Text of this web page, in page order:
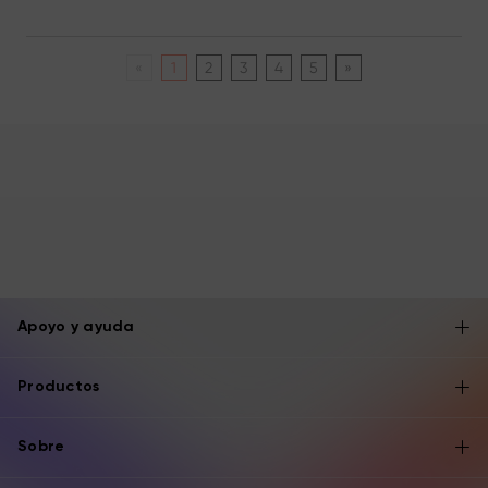
2 3 4 5 »
Apoyo y ayuda
Productos
Sobre